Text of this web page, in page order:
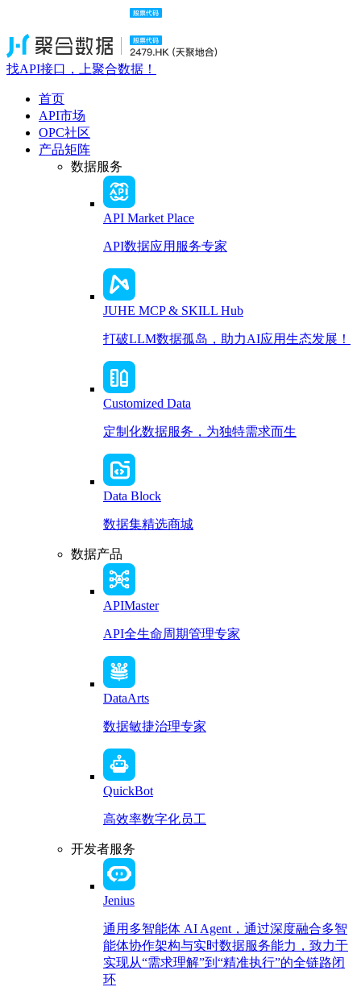
找API接口，上聚合数据！
首页
API市场
OPC社区
产品矩阵
数据服务
API Market Place
API数据应用服务专家
JUHE MCP & SKILL Hub
打破LLM数据孤岛，助力AI应用生态发展！
Customized Data
定制化数据服务，为独特需求而生
Data Block
数据集精选商城
数据产品
APIMaster
API全生命周期管理专家
DataArts
数据敏捷治理专家
QuickBot
高效率数字化员工
开发者服务
Jenius
通用多智能体 AI Agent，通过深度融合多智
能体协作架构与实时数据服务能力，致力于
实现从“需求理解”到“精准执行”的全链路闭
环